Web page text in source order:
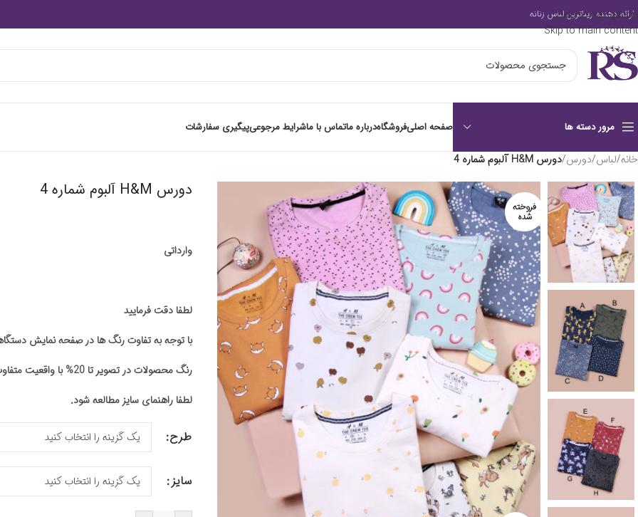
Skip to navigation
Skip to main content
ارائه دهنده زیباترین لباس زنانه
مرور دسته ها صفحه اصلیفروشگاهدرباره ماتماس با ماشرایط مرجوعیپیگیری سفارشات
خانه/لباس/دورس/دورس H&M آلبوم شماره 4
فروخته
شده
دورس H&M آلبوم شماره 4
وارداتی
لطفا دقت فرمایید
با توجه به تفاوت رنگ ها در صفحه نمایش
رنگ محصولات در تصویر تا 20% با واقعیت متفاوت باشد
لطفا راهنمای سایز مطالعه شود.
طرح
سایز